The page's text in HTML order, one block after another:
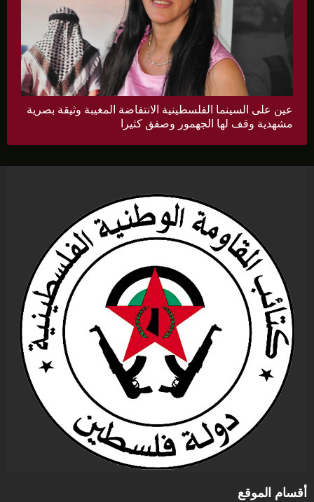
عين على السينما الفلسطينية الانتفاضة المغيبة وثيقة بصرية
مشهدية وقف لها الجهمور وصفق كثيرا
أقسام الموقع